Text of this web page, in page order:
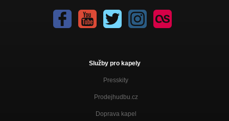
Služby pro kapely
Presskity
Prodejhudbu.cz
Doprava kapel